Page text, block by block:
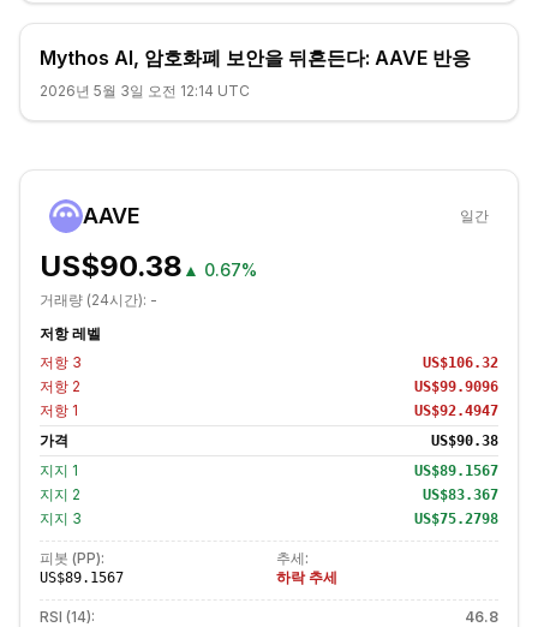
Mythos AI, 암호화폐 보안을 뒤흔든다: AAVE 반응
2026년 5월 3일 오전 12:14 UTC
AAVE 일간
US$90.38 ▲ 0.67%
거래량 (24시간): -
저항 레벨
저항 3 US$106.32
저항 2 US$99.9096
저항 1 US$92.4947
가격 US$90.38
지지 1 US$89.1567
지지 2 US$83.367
지지 3 US$75.2798
피봇 (PP):
US$89.1567
추세:
하락 추세
RSI (14): 46.8